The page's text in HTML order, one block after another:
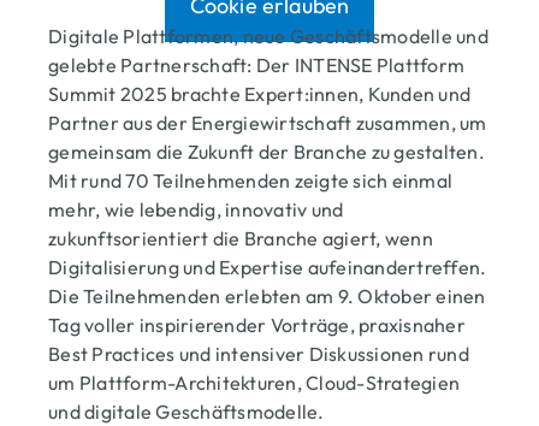
Cookie erlauben
Digitale Plattformen, neue Geschäftsmodelle und
gelebte Partnerschaft: Der INTENSE Plattform
Summit 2025 brachte Expert:innen, Kunden und
Partner aus der Energiewirtschaft zusammen, um
gemeinsam die Zukunft der Branche zu gestalten.
Mit rund 70 Teilnehmenden zeigte sich einmal
mehr, wie lebendig, innovativ und
zukunftsorientiert die Branche agiert, wenn
Digitalisierung und Expertise aufeinandertreffen.
Die Teilnehmenden erlebten am 9. Oktober einen
Tag voller inspirierender Vorträge, praxisnaher
Best Practices und intensiver Diskussionen rund
um Plattform-Architekturen, Cloud-Strategien
und digitale Geschäftsmodelle.